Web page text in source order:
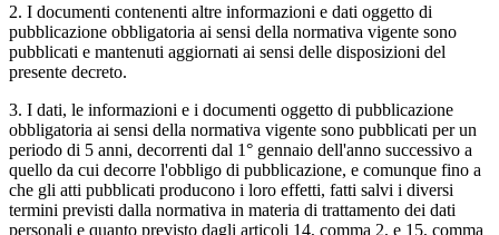
2. I documenti contenenti altre informazioni e dati oggetto di
pubblicazione obbligatoria ai sensi della normativa vigente sono
pubblicati e mantenuti aggiornati ai sensi delle disposizioni del
presente decreto.
3. I dati, le informazioni e i documenti oggetto di pubblicazione
obbligatoria ai sensi della normativa vigente sono pubblicati per un
periodo di 5 anni, decorrenti dal 1° gennaio dell'anno successivo a
quello da cui decorre l'obbligo di pubblicazione, e comunque fino a
che gli atti pubblicati producono i loro effetti, fatti salvi i diversi
termini previsti dalla normativa in materia di trattamento dei dati
personali e quanto previsto dagli articoli 14, comma 2, e 15, comma